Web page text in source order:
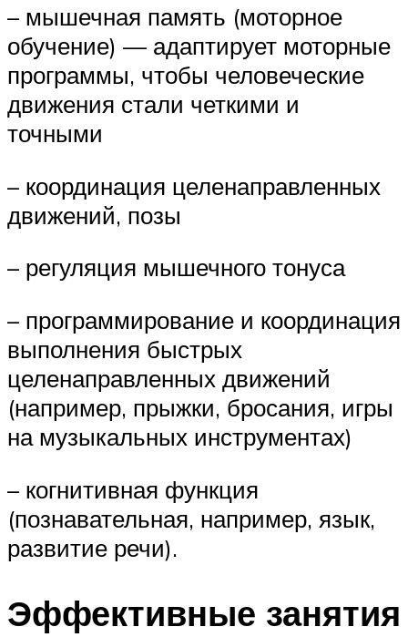
– мышечная память (моторное
обучение) — адаптирует моторные
программы, чтобы человеческие
движения стали четкими и
точными
– координация целенаправленных
движений, позы
– регуляция мышечного тонуса
– программирование и координация
выполнения быстрых
целенаправленных движений
(например, прыжки, бросания, игры
на музыкальных инструментах)
– когнитивная функция
(познавательная, например, язык,
развитие речи).
Эффективные занятия